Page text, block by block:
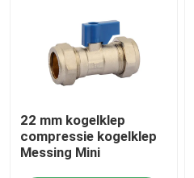
22 mm kogelklep
compressie kogelklep
Messing Mini